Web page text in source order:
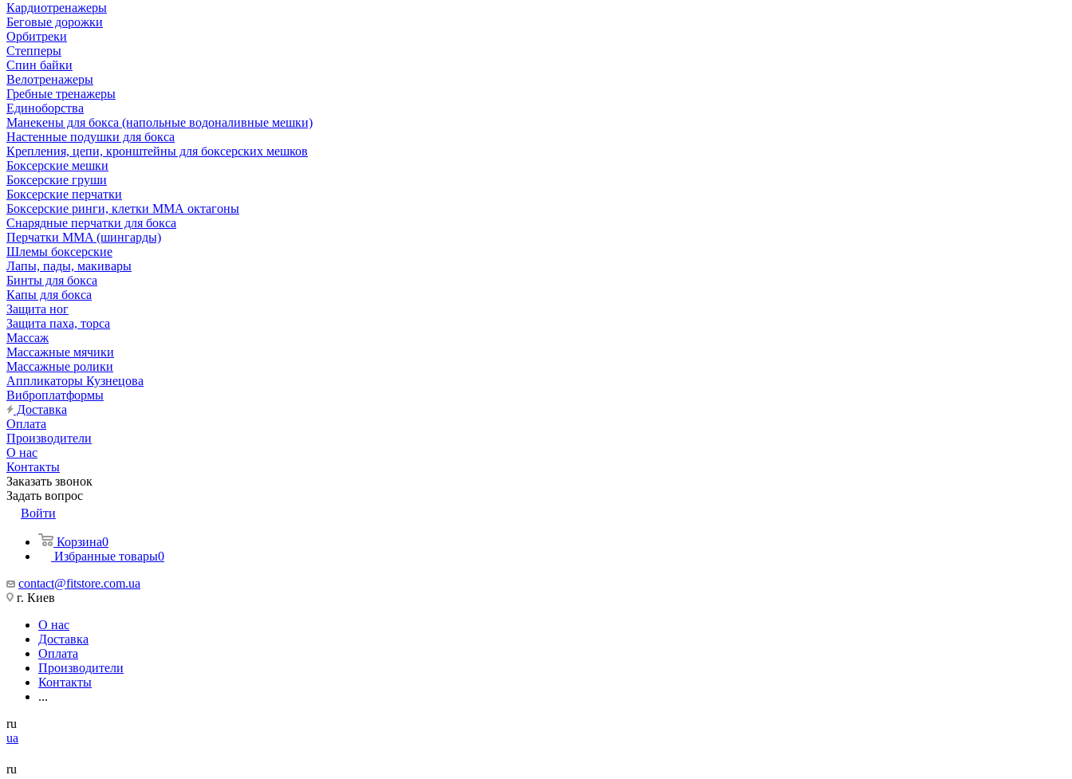
Кардиотренажеры
Беговые дорожки
Орбитреки
Степперы
Спин байки
Велотренажеры
Гребные тренажеры
Единоборства
Манекены для бокса (напольные водоналивные мешки)
Настенные подушки для бокса
Крепления, цепи, кронштейны для боксерских мешков
Боксерские мешки
Боксерские груши
Боксерские перчатки
Боксерские ринги, клетки ММА октагоны
Снарядные перчатки для бокса
Перчатки MMA (шингарды)
Шлемы боксерские
Лапы, пады, макивары
Бинты для бокса
Капы для бокса
Защита ног
Защита паха, торса
Массаж
Массажные мячики
Массажные ролики
Аппликаторы Кузнецова
Виброплатформы
Доставка
Оплата
Производители
О нас
Контакты
Заказать звонок
Задать вопрос
Войти
Корзина0
Избранные товары0
contact@fitstore.com.ua
г. Киев
О нас
Доставка
Оплата
Производители
Контакты
...
ru
ua
ru